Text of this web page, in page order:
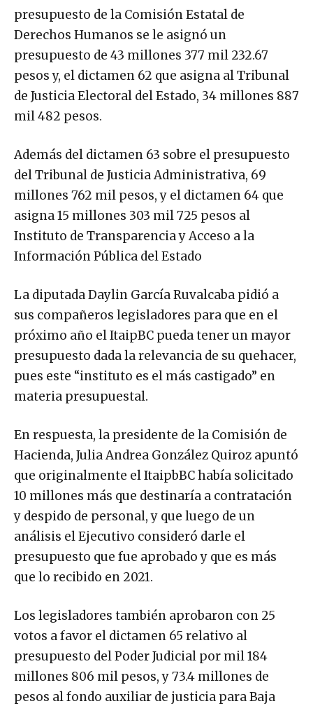
presupuesto de la Comisión Estatal de
Derechos Humanos se le asignó un
presupuesto de 43 millones 377 mil 232.67
pesos y, el dictamen 62 que asigna al Tribunal
de Justicia Electoral del Estado, 34 millones 887
mil 482 pesos.
Además del dictamen 63 sobre el presupuesto
del Tribunal de Justicia Administrativa, 69
millones 762 mil pesos, y el dictamen 64 que
asigna 15 millones 303 mil 725 pesos al
Instituto de Transparencia y Acceso a la
Información Pública del Estado
La diputada Daylin García Ruvalcaba pidió a
sus compañeros legisladores para que en el
próximo año el ItaipBC pueda tener un mayor
presupuesto dada la relevancia de su quehacer,
pues este “instituto es el más castigado” en
materia presupuestal.
En respuesta, la presidente de la Comisión de
Hacienda, Julia Andrea González Quiroz apuntó
que originalmente el ItaipbBC había solicitado
10 millones más que destinaría a contratación
y despido de personal, y que luego de un
análisis el Ejecutivo consideró darle el
presupuesto que fue aprobado y que es más
que lo recibido en 2021.
Los legisladores también aprobaron con 25
votos a favor el dictamen 65 relativo al
presupuesto del Poder Judicial por mil 184
millones 806 mil pesos, y 73.4 millones de
pesos al fondo auxiliar de justicia para Baja